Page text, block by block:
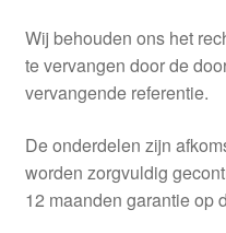
Wij behouden ons het
te vervangen door de
vervangende referentie.
De onderdelen zijn
worden zorgvuldig
12 maanden garantie op